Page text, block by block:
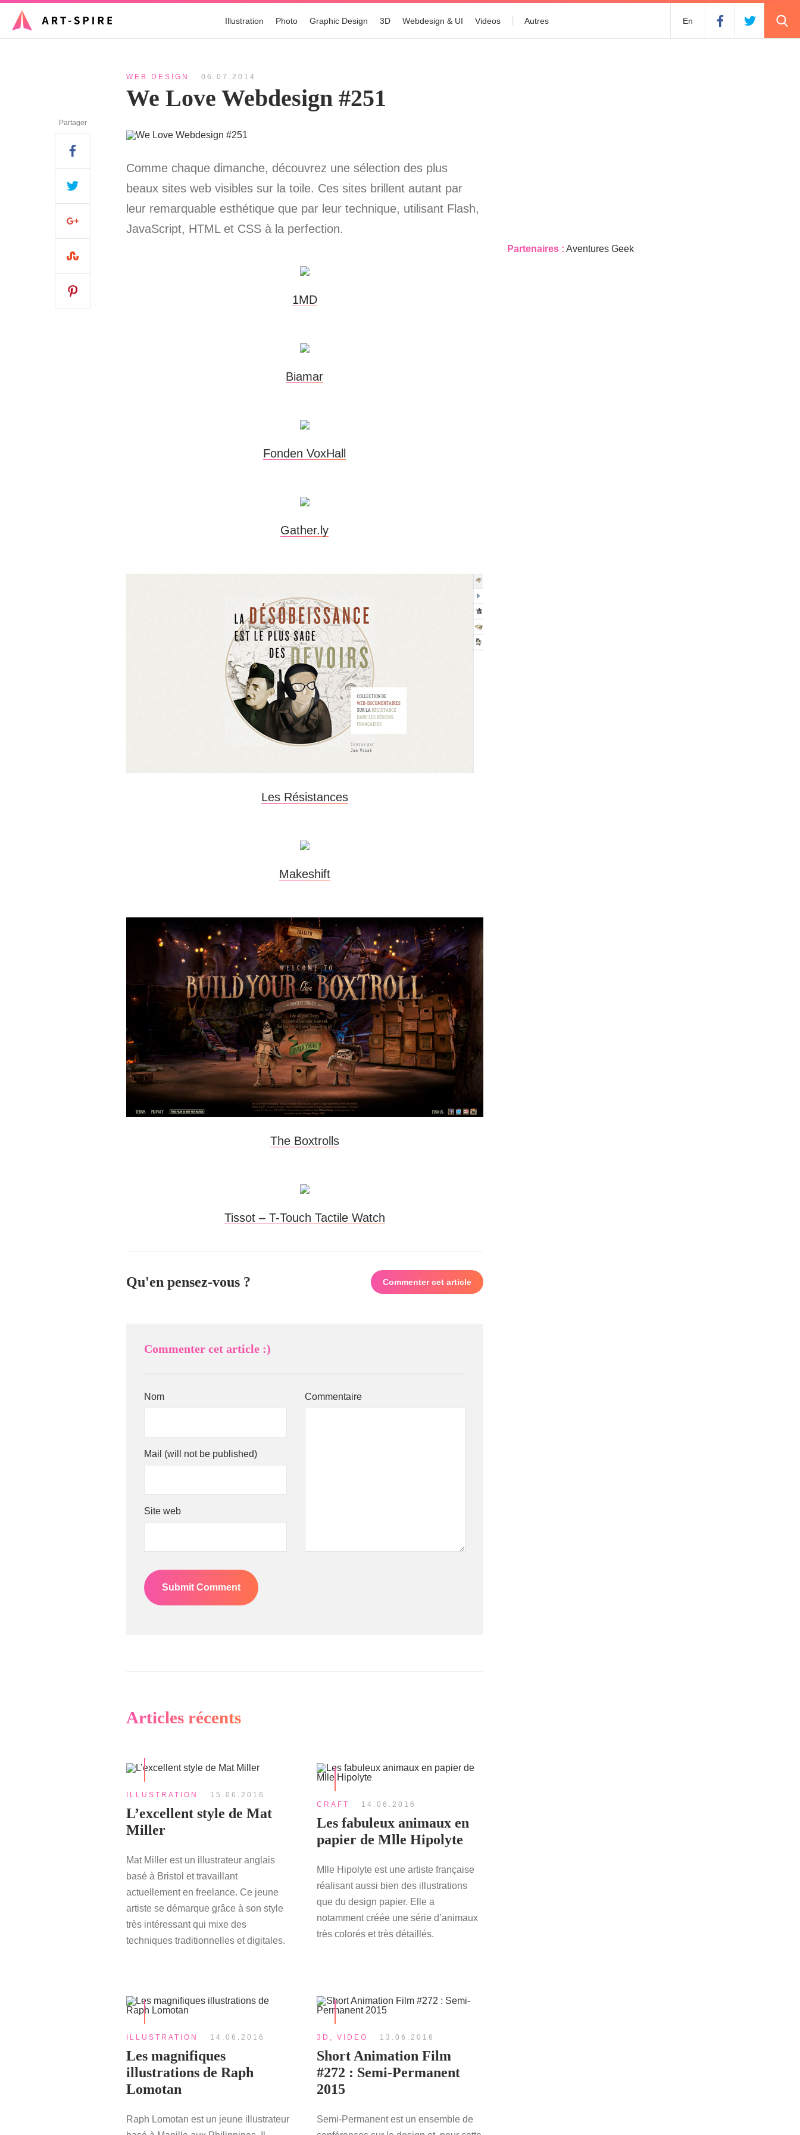
Illustration Photo Graphic Design 3D Webdesign & UI Videos Autres En
Partenaires : Aventures Geek
WEB DESIGN 06.07.2014
We Love Webdesign #251
Comme chaque dimanche, découvrez une sélection des plus
beaux sites web visibles sur la toile. Ces sites brillent autant par
leur remarquable esthétique que par leur technique, utilisant Flash,
JavaScript, HTML et CSS à la perfection.
1MD
Biamar
Fonden VoxHall
Gather.ly
Les Résistances
Makeshift
The Boxtrolls
Tissot – T-Touch Tactile Watch
Qu'en pensez-vous ? Commenter cet article
Commenter cet article :)
Nom
Mail (will not be published)
Site web
Commentaire
Partager
Articles récents
ILLUSTRATION 15.06.2016
L’excellent style de Mat
Miller
Mat Miller est un illustrateur anglais
basé à Bristol et travaillant
actuellement en freelance. Ce jeune
artiste se démarque grâce à son style
très intéressant qui mixe des
techniques traditionnelles et digitales.
CRAFT 14.06.2016
Les fabuleux animaux en
papier de Mlle Hipolyte
Mlle Hipolyte est une artiste française
réalisant aussi bien des illustrations
que du design papier. Elle a
notamment créée une série d’animaux
très colorés et très détaillés.
ILLUSTRATION 14.06.2016
Les magnifiques
illustrations de Raph
Lomotan
Raph Lomotan est un jeune illustrateur
3D , VIDEO 13.06.2016
Short Animation Film
#272 : Semi-Permanent
2015
Semi-Permanent est un ensemble de